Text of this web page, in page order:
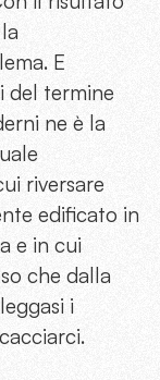
E
del termine
ne è la
riversare
edificato in
e in cui
che dalla
i